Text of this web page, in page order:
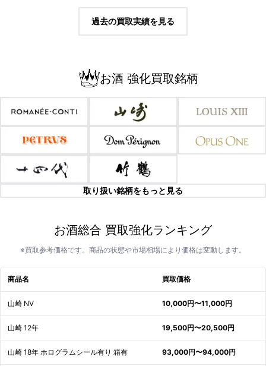
過去の買取実績を見る
お酒 強化買取銘柄
取り扱い銘柄をもっと見る
お酒総合 買取強化ランキング
※買取参考価格です。商品の状態や市場相場により価格は変動します。
商品名 買取価格
山崎 NV 10,000円〜11,000円
山崎 12年 19,500円〜20,500円
山崎 18年 ホログラムシール有り 箱有 93,000円〜94,000円